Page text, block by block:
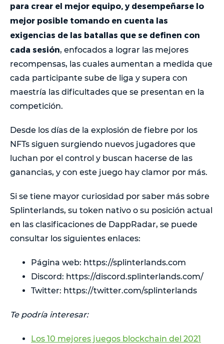
para crear el mejor equipo, y desempeñarse lo
mejor posible tomando en cuenta las
exigencias de las batallas que se definen con
cada sesión, enfocados a lograr las mejores
recompensas, las cuales aumentan a medida que
cada participante sube de liga y supera con
maestría las dificultades que se presentan en la
competición.
Desde los días de la explosión de fiebre por los
NFTs siguen surgiendo nuevos jugadores que
luchan por el control y buscan hacerse de las
ganancias, y con este juego hay clamor por más.
Si se tiene mayor curiosidad por saber más sobre
Splinterlands, su token nativo o su posición actual
en las clasificaciones de DappRadar, se puede
consultar los siguientes enlaces:
Página web: https://splinterlands.com
Discord: https://discord.splinterlands.com/
Twitter: https://twitter.com/splinterlands
Te podría interesar:
Los 10 mejores juegos blockchain del 2021